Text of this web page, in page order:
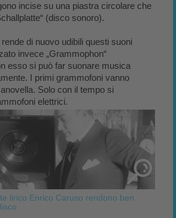
incise su una piastra circolare che
(disco sonoro).
rende di nuovo udibili questi suoni
invece „Grammophon“
esso si può far suonare musica
I primi grammofoni vanno
Solo con il tempo si
elettrici.
lirico Enrico Caruso rendono ben